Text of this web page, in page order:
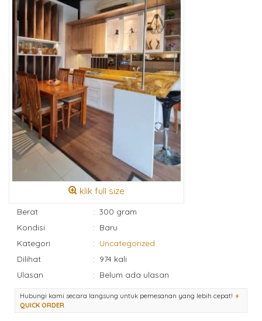
klik full size
Berat : 300 gram
Kondisi
: Baru
Kategori
: Uncategorized
Dilihat
: 974 kali
Ulasan
: Belum ada ulasan
Hubungi kami secara langsung untuk pemesanan yang lebih cepat!
QUICK ORDER